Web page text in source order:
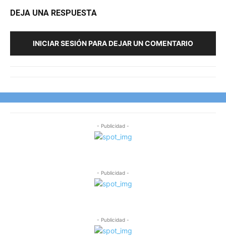
DEJA UNA RESPUESTA
INICIAR SESIÓN PARA DEJAR UN COMENTARIO
- Publicidad -
- Publicidad -
- Publicidad -